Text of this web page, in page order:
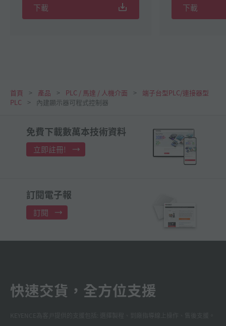
下載 下載
首頁 產品 PLC / 馬達 / 人機介面
端子台型PLC/連接器型
PLC
內建顯示器可程式控制器
免費下載數萬本技術資料
立即註冊!
訂閱電子報
訂閱
快速交貨，全方位支援